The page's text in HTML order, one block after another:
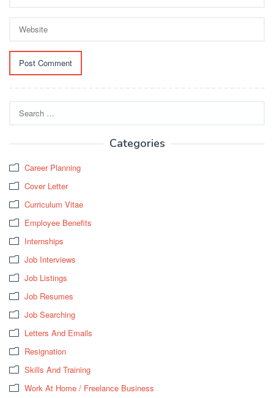
for:
Categories
Career Planning
Cover Letter
Curriculum Vitae
Employee Benefits
Internships
Job Interviews
Job Listings
Job Resumes
Job Searching
Letters And Emails
Resignation
Skills And Training
Work At Home / Freelance Business